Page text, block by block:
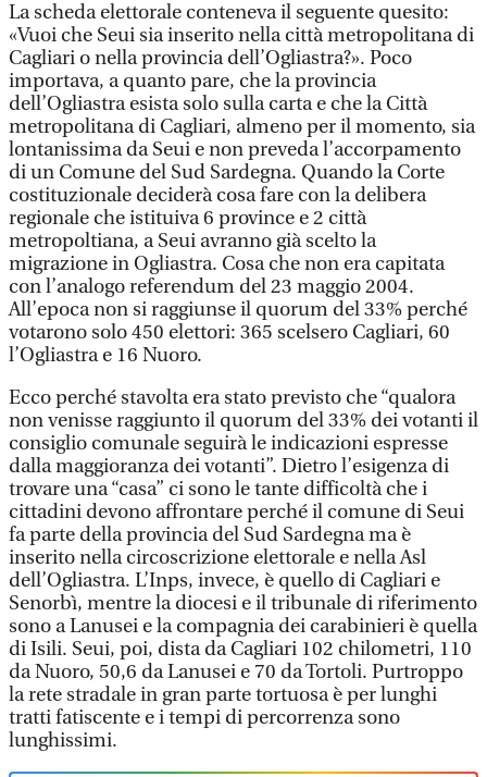
La scheda elettorale conteneva il seguente quesito:
«Vuoi che Seui sia inserito nella città metropolitana di
Cagliari o nella provincia dell’Ogliastra?». Poco
importava, a quanto pare, che la provincia
dell’Ogliastra esista solo sulla carta e che la Città
metropolitana di Cagliari, almeno per il momento, sia
lontanissima da Seui e non preveda l’accorpamento
di un Comune del Sud Sardegna. Quando la Corte
costituzionale deciderà cosa fare con la delibera
regionale che istituiva 6 province e 2 città
metropoltiana, a Seui avranno già scelto la
migrazione in Ogliastra. Cosa che non era capitata
con l’analogo referendum del 23 maggio 2004.
All’epoca non si raggiunse il quorum del 33% perché
votarono solo 450 elettori: 365 scelsero Cagliari, 60
l’Ogliastra e 16 Nuoro.
Ecco perché stavolta era stato previsto che “qualora
non venisse raggiunto il quorum del 33% dei votanti il
consiglio comunale seguirà le indicazioni espresse
dalla maggioranza dei votanti”. Dietro l’esigenza di
trovare una “casa” ci sono le tante difficoltà che i
cittadini devono affrontare perché il comune di Seui
fa parte della provincia del Sud Sardegna ma è
inserito nella circoscrizione elettorale e nella Asl
dell’Ogliastra. L’Inps, invece, è quello di Cagliari e
Senorbì, mentre la diocesi e il tribunale di riferimento
sono a Lanusei e la compagnia dei carabinieri è quella
di Isili. Seui, poi, dista da Cagliari 102 chilometri, 110
da Nuoro, 50,6 da Lanusei e 70 da Tortoli. Purtroppo
la rete stradale in gran parte tortuosa è per lunghi
tratti fatiscente e i tempi di percorrenza sono
lunghissimi.